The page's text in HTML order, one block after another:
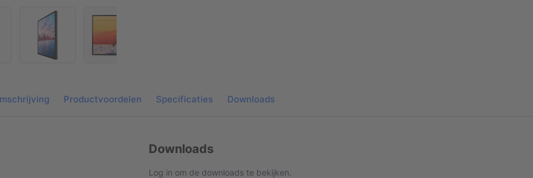
Productvoordelen Specificaties Downloads
Downloads
Log in om de downloads te bekijken.